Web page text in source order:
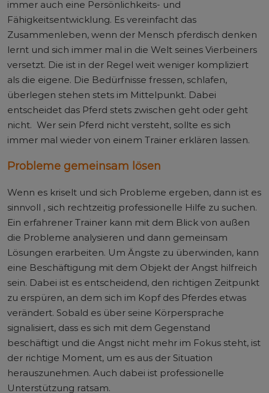
immer auch eine Persönlichkeits- und
Fähigkeitsentwicklung. Es vereinfacht das
Zusammenleben, wenn der Mensch pferdisch denken
lernt und sich immer mal in die Welt seines Vierbeiners
versetzt. Die ist in der Regel weit weniger kompliziert
als die eigene. Die Bedürfnisse fressen, schlafen,
überlegen stehen stets im Mittelpunkt. Dabei
entscheidet das Pferd stets zwischen geht oder geht
nicht. Wer sein Pferd nicht versteht, sollte es sich
immer mal wieder von einem Trainer erklären lassen.
Probleme gemeinsam lösen
Wenn es kriselt und sich Probleme ergeben, dann ist es
sinnvoll , sich rechtzeitig professionelle Hilfe zu suchen.
Ein erfahrener Trainer kann mit dem Blick von außen
die Probleme analysieren und dann gemeinsam
Lösungen erarbeiten. Um Ängste zu überwinden, kann
eine Beschäftigung mit dem Objekt der Angst hilfreich
sein. Dabei ist es entscheidend, den richtigen Zeitpunkt
zu erspüren, an dem sich im Kopf des Pferdes etwas
verändert. Sobald es über seine Körpersprache
signalisiert, dass es sich mit dem Gegenstand
beschäftigt und die Angst nicht mehr im Fokus steht, ist
der richtige Moment, um es aus der Situation
herauszunehmen. Auch dabei ist professionelle
Unterstützung ratsam.